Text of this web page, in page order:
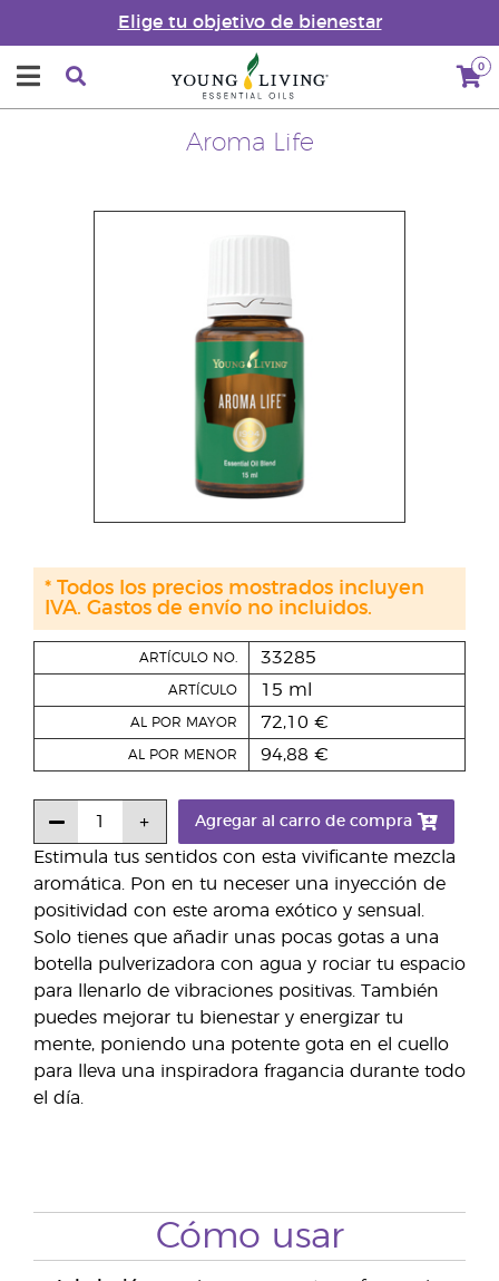
Elige tu objetivo de bienestar
0
Aroma Life
Estimula tus sentidos con esta vivificante mezcla
aromática. Pon en tu neceser una inyección de
positividad con este aroma exótico y sensual.
Solo tienes que añadir unas pocas gotas a una
botella pulverizadora con agua y rociar tu espacio
para llenarlo de vibraciones positivas. También
puedes mejorar tu bienestar y energizar tu
mente, poniendo una potente gota en el cuello
para lleva una inspiradora fragancia durante todo
el día.
ARTÍCULO NO. 33285
ARTÍCULO 15 ml
AL POR MAYOR 72,10 €
AL POR MENOR 94,88 €
Agregar al carro de compra
* Todos los precios mostrados incluyen
IVA. Gastos de envío no incluidos.
Cómo usar